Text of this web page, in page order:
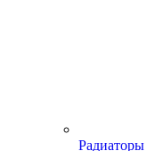
Радиаторы